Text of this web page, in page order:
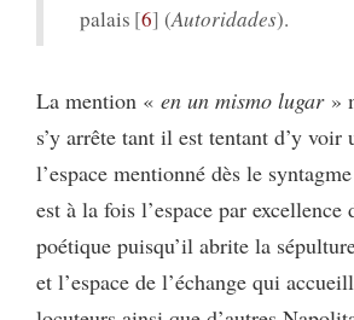
palais 6 (Autoridades).
La mention « en un mismo lugar»
s’y arrête tant il est tentant d’y voir
l’espace mentionné dès le
est à la fois l’espace par excellence
poétique puisqu’il abrite la
et l’espace de l’échange qui